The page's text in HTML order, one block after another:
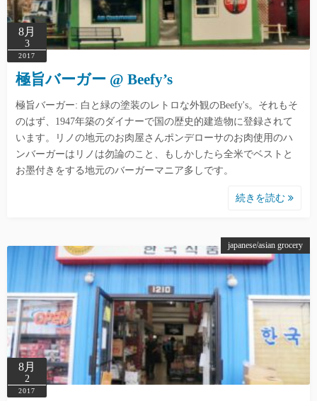
8月
3
2017
極旨バーガー @ Beefy’s
極旨バーガー: 白と緑の塗装のレトロな外観のBeefy's。それもそ
のはず、1947年築のダイナーで国の歴史的建造物に登録されて
います。リノの地元のお肉屋さんポンデローサのお肉使用のハ
ンバーガーはリノは勿論のこと、もしかしたら全米でベストと
お墨付きをする地元のバーガーマニア多しです。
続きを読む
japanese/asian grocery
8月
2
2017